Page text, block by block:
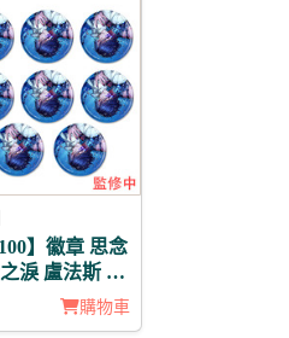
】徽章 思念
淚 盧法斯 月
購物車